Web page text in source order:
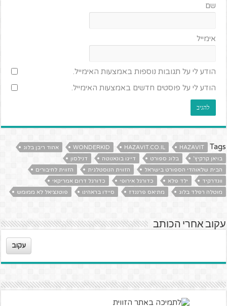
שם
אימייל
הודע לי על תגובות נוספות באמצעות האימייל.
הודע לי על פוסטים חדשים באמצעות האימייל.
Tags
HAZAVIT
HAZAVIT.CO.IL
WONDERKID
אהוד ריבן בלוג
בויאן קרקיץ'
בלוג ספורט דייגו בונאנוטה
דנילסון
הבית שלאוהדי הספורט בישראל
הזווית הנוסטלגית
הזווית לחיבורים
וונדרקיד
ילד פלא כדורגל אירופי
כדורגל דרום אמריקאי
מוטלה רפלד בלוג
מתיאס פרננדז סיידו בראהינו פוטנציאל לא ממומש
עקוב אחרי הכותב
עקוב